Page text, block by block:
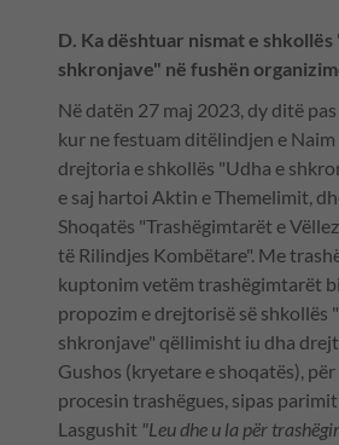
D. Ka dështuar nismat e shkollës
shkronjave" në fushën
Në datën 27 maj 2023, dy ditë
kur ne festuam ditëlindjen e
drejtoria e shkollës "Udha e
e saj hartoi Aktin e Themelimit,
Shoqatës "Trashëgimtarët e
të Rilindjes Kombëtare". Me
kuptonim vetëm trashëgimtarët
propozim e drejtorisë së shkollës
shkronjave" qëllimisht iu dha
Gushos (kryetare e shoqatës),
procesin trashëgues, sipas
Lasgushit "Leu dhe u la për